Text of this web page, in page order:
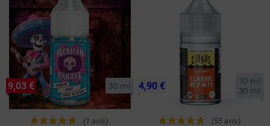
30 ml
(1 avis)
9,03 €
10 ml
30 ml
(55 avis)
4,90 €